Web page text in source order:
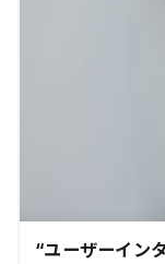
“ユーザーイン